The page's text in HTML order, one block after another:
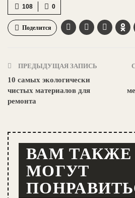
0
108
Поделится
ПРЕДЫДУЩАЯ ЗАПИСЬ
10 самых экологически
чистых материалов для
ремонта
ВАМ ТАКЖЕ
МОГУТ